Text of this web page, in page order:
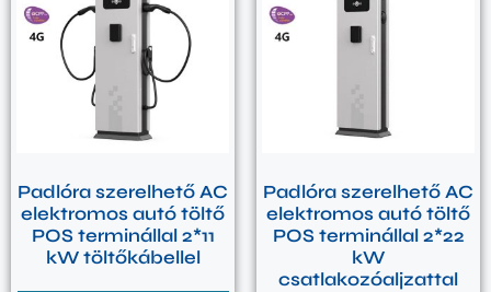
Padlóra szerelhető AC
elektromos autó töltő
POS terminállal 2*11
kW töltőkábellel
Padlóra szerelhető AC
elektromos autó töltő
POS terminállal 2*22
kW
csatlakozóaljzattal